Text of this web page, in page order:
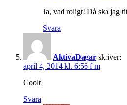
Ja, vad roligt! Då ska jag
Svara
AktivaDagar skriver:
april 4, 2014 kl. 6:56 f m
Coolt!
Svara